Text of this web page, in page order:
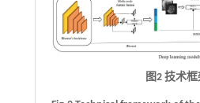
图2 技术框